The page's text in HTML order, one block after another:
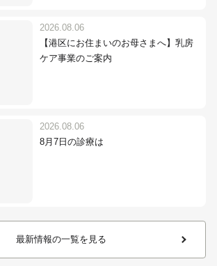
2026.08.06
【港区にお住まいのお母さまへ】乳房
ケア事業のご案内
2026.08.06
8月7日の診療は
最新情報の一覧を見る